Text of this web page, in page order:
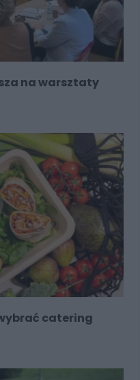
na warsztaty
catering